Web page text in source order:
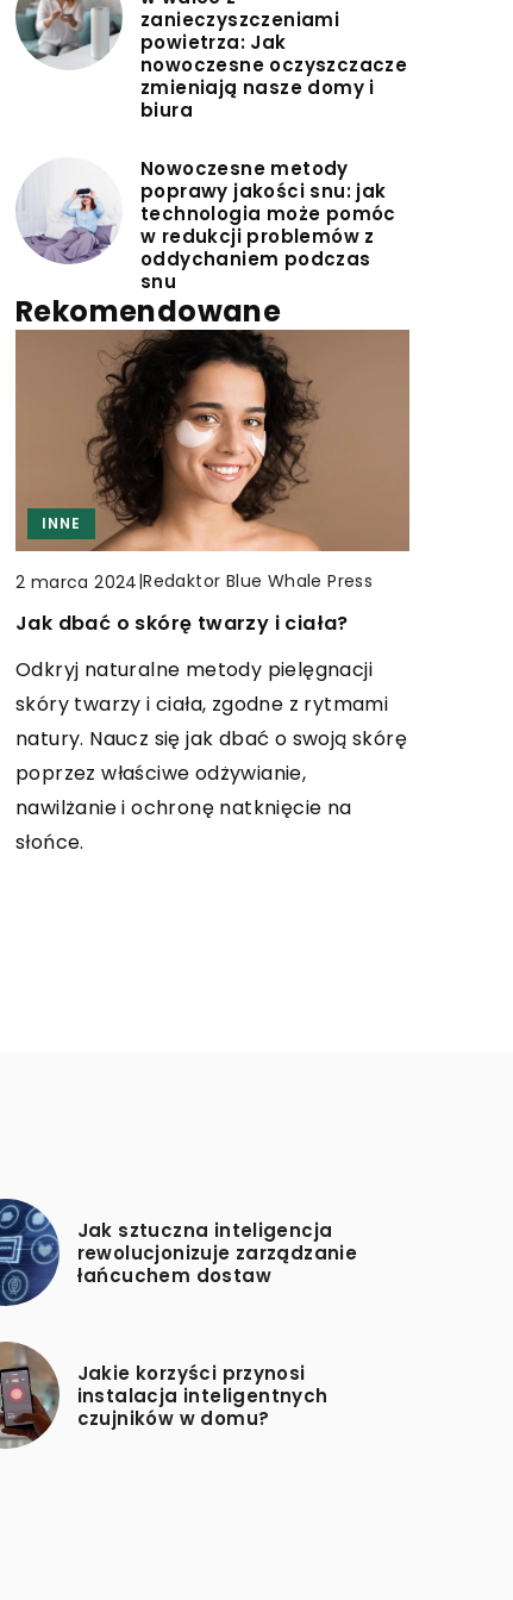
zanieczyszczeniami
powietrza: Jak
nowoczesne oczyszczacze
zmieniają nasze domy i
biura
Nowoczesne metody
poprawy jakości snu: jak
technologia może pomóc
w redukcji problemów z
oddychaniem podczas
snu
Rekomendowane
19 grudnia 2024|Redaktor Blue Whale Press
Jak aplikacja AI #care4kids może
zwiększyć bezpieczeństwo dzieci w
sieci?
Poznaj korzyści płynące z zastosowania
aplikacji AI #care4kids, która pomaga
rodzicom chronić dzieci przed
INNE
2 marca 2024|Redaktor Blue Whale Press
Jak dbać o skórę twarzy i ciała?
Odkryj naturalne metody pielęgnacji
skóry twarzy i ciała, zgodne z rytmami
natury. Naucz się jak dbać o swoją skórę
poprzez właściwe odżywianie,
nawilżanie i ochronę natknięcie na
słońce.
24 września 2023|Redaktor Blue Whale Press
Jak wybrać odpowiedni toner do
drukarki Brother?
Odkryj sekrety wyboru właściwego
tonera do drukarki Brother. Dowiedz się,
czym kierować się przy zakupie, jakie są
różnice między tonerami oryginalnymi i
Jak sztuczna inteligencja
rewolucjonizuje zarządzanie
łańcuchem dostaw
Jakie korzyści przynosi
instalacja inteligentnych
czujników w domu?